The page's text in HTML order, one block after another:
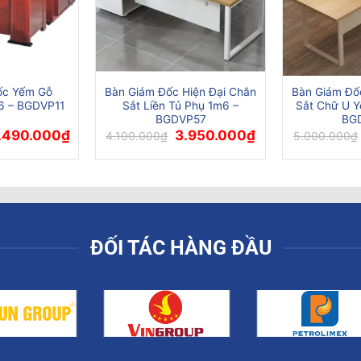
Yếm Gỗ
– BGDVP11
₫Giá
hiện
tại
Bàn Giám Đốc Hiện Đại Chân
Sắt Liền Tủ Phụ 1m6 –
BGDVP57
4.100.000₫ Giá
gốc
là:
3.950.000₫Giá
hiện
tại
Bàn Giám
Sắt Chữ U
5.000.000₫
ĐỐI TÁC HÀNG ĐẦU